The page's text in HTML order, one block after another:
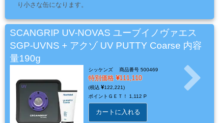
プ
シ
ラ
ー・
ー
り小さな缶になります。
SCANGRIP UV-NOVAS ユーブイノヴァエス
SGP-UVNS + アクゾ UV PUTTY Coarse 内容
量190g
シッケンズ 商品番号 500469
特別価格 111,110
122,221
ポイントＧＥＴ！ 1,112 P
カートに入れる